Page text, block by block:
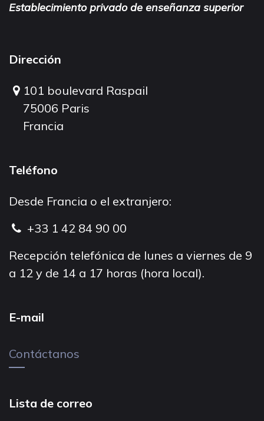
Establecimiento privado de enseñanza superior
Dirección
101 boulevard Raspail
75006 Paris
Francia
Teléfono
Desde Francia o el extranjero:
+33 1 42 84 90 00
Recepción telefónica de lunes a viernes de 9
a 12 y de 14 a 17 horas (hora local).
E-mail
Contáctanos
Lista de correo